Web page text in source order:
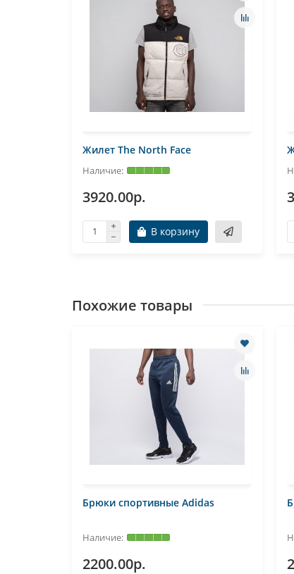
Жилет The North Face
3920.00р.
В корзину
Похожие товары
Брюки спортивные Adidas
2200.00р.